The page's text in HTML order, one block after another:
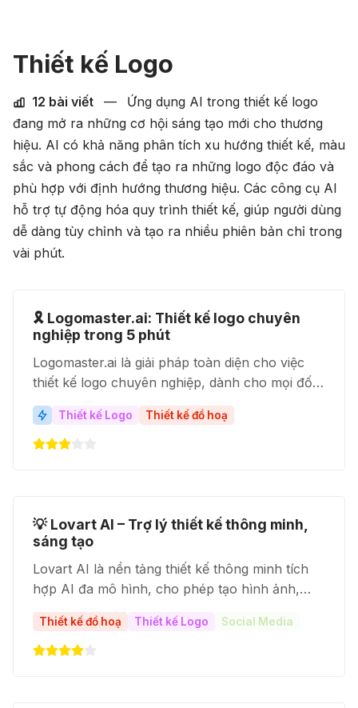
Thiết kế Logo
12 bài viết —
Ứng dụng AI trong thiết kế logo
đang mở ra những cơ hội sáng tạo mới cho thương
hiệu. AI có khả năng phân tích xu hướng thiết kế, màu
sắc và phong cách để tạo ra những logo độc đáo và
phù hợp với định hướng thương hiệu. Các công cụ AI
hỗ trợ tự động hóa quy trình thiết kế, giúp người dùng
dễ dàng tùy chỉnh và tạo ra nhiều phiên bản chỉ trong
vài phút.
💡 Lovart AI – Trợ lý thiết kế thông minh,
sáng tạo
Lovart AI là nền tảng thiết kế thông minh tích
hợp AI đa mô hình, cho phép tạo hình ảnh,
video, âm thanh và giọng nói một cách dễ dàng.
Công cụ này giúp cá nhân và doanh nghiệp
tăng tốc sáng tạo, tối ưu chi phí và tạo sản
Thiết kế đồ hoạ Thiết kế Logo Social Media
🎗️ Logomaster.ai: Thiết kế logo chuyên
nghiệp trong 5 phút
Logomaster.ai là giải pháp toàn diện cho việc
thiết kế logo chuyên nghiệp, dành cho mọi đối
tượng, không yêu cầu kỹ năng thiết kế. Với sự
hỗ trợ của AI, Logomaster.ai giúp bạn tạo ra
những logo ấn tượng và thể hiện rõ nét thương
Thiết kế Logo Thiết kế đồ hoạ